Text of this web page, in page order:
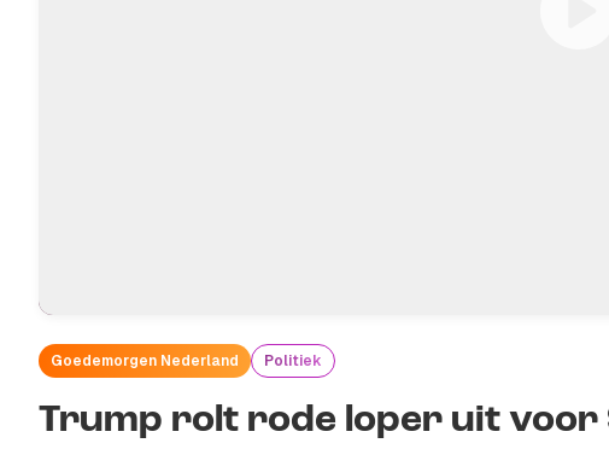
Goedemorgen Nederland Politiek
Trump rolt rode loper uit